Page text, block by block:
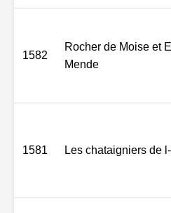
1582
Rocher de Moise et
Mende
1581 Les chataigniers de